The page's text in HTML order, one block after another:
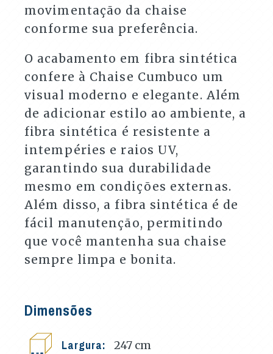
movimentação da chaise
conforme sua preferência.
O acabamento em fibra sintética
confere à Chaise Cumbuco um
visual moderno e elegante. Além
de adicionar estilo ao ambiente, a
fibra sintética é resistente a
intempéries e raios UV,
garantindo sua durabilidade
mesmo em condições externas.
Além disso, a fibra sintética é de
fácil manutenção, permitindo
que você mantenha sua chaise
sempre limpa e bonita.
Dimensões
Largura: 247 cm